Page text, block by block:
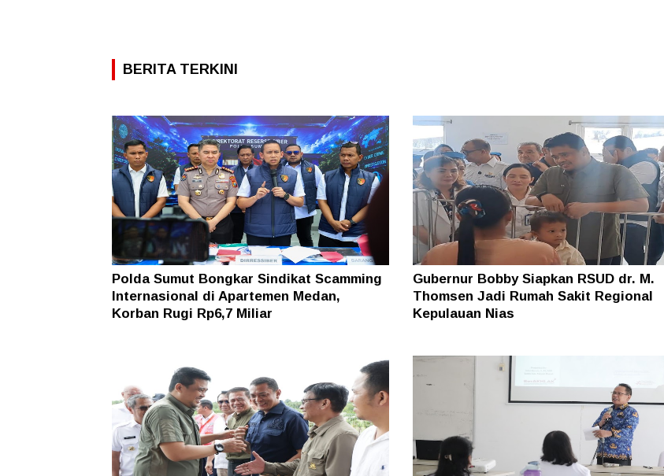
BERITA TERKINI
Polda Sumut Bongkar Sindikat Scamming
Internasional di Apartemen Medan,
Korban Rugi Rp6,7 Miliar
Gubernur Bobby Siapkan RSUD dr. M.
Thomsen Jadi Rumah Sakit Regional
Kepulauan Nias